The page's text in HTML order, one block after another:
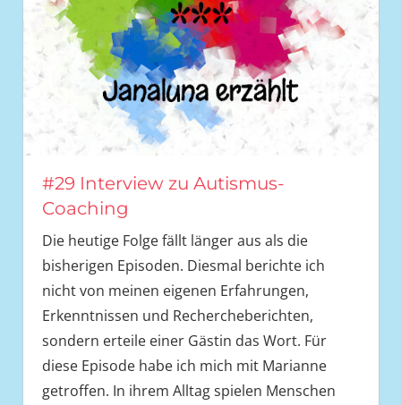
#29 Interview zu Autismus-
Coaching
Die heutige Folge fällt länger aus als die
bisherigen Episoden. Diesmal berichte ich
nicht von meinen eigenen Erfahrungen,
Erkenntnissen und Rechercheberichten,
sondern erteile einer Gästin das Wort. Für
diese Episode habe ich mich mit Marianne
getroffen. In ihrem Alltag spielen Menschen